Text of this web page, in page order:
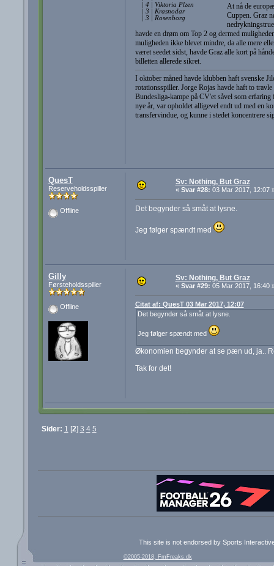
| 4 | Viktoria Plzen
| 3 | Krasnodar
| 3 | Rosenborg
At nå de
Cuppen. Graz
havde en drøm om Top 2 og dermed
muligheden ikke blevet mindre, da alle mere
været seedet sidst, havde Graz alle kort på
billetten allerede sikret.
I oktober måned havde klubben haft svenske
rotationsspiller. Jorge Rojas havde haft to
Bundesliga-kampe på CV'et såvel som
nye år, var opholdet alligevel endt ud med en
transfervindue, og kunne i stedet koncentrere
QuesT
Reserveholdsspiller
Offline
Sv: Nothing, But Graz
« Svar #28: 03 Mar 2017, 12:07
Det begynder så småt at lysne.
Jeg følger spændt med
Gilly
Førsteholdsspiller
Offline
Sv: Nothing, But Graz
« Svar #29: 05 Mar 2017, 16:40
Citat af: QuesT 03 Mar 2017, 12:07
Det begynder så småt at lysne.
Jeg følger spændt med
Økonomien begynder at se pæn ud, ja..
Tak for det!
Sider: 1 [2] 3 4 5
This site is not endorsed by Sports
©2005-2018, FmFreaks.dk